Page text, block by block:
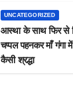
UNCATEGORIZED
आस्था के साथ फिर से
चप्पल पहनकर माँ गंगा
कैसी श्रद्धा